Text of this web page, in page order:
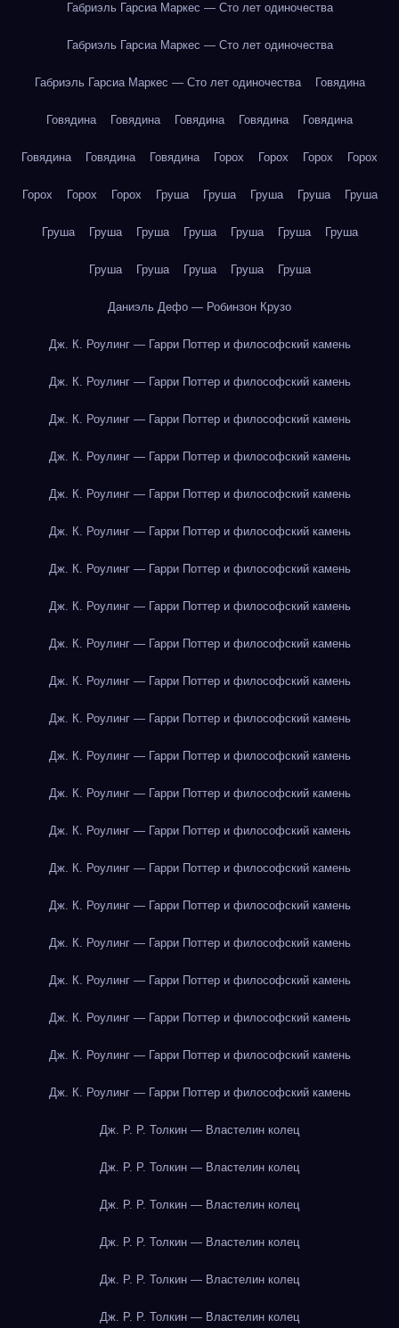
Габриэль Гарсиа Маркес — Сто лет одиночества
Габриэль Гарсиа Маркес — Сто лет одиночества
Габриэль Гарсиа Маркес — Сто лет одиночества Говядина
Говядина Говядина Говядина Говядина Говядина
Говядина Говядина Говядина Горох Горох Горох Горох
Горох Горох Горох Груша Груша Груша Груша Груша
Груша Груша Груша Груша Груша Груша Груша
Груша Груша Груша Груша Груша
Даниэль Дефо — Робинзон Крузо
Дж. К. Роулинг — Гарри Поттер и философский камень
Дж. К. Роулинг — Гарри Поттер и философский камень
Дж. К. Роулинг — Гарри Поттер и философский камень
Дж. К. Роулинг — Гарри Поттер и философский камень
Дж. К. Роулинг — Гарри Поттер и философский камень
Дж. К. Роулинг — Гарри Поттер и философский камень
Дж. К. Роулинг — Гарри Поттер и философский камень
Дж. К. Роулинг — Гарри Поттер и философский камень
Дж. К. Роулинг — Гарри Поттер и философский камень
Дж. К. Роулинг — Гарри Поттер и философский камень
Дж. К. Роулинг — Гарри Поттер и философский камень
Дж. К. Роулинг — Гарри Поттер и философский камень
Дж. К. Роулинг — Гарри Поттер и философский камень
Дж. К. Роулинг — Гарри Поттер и философский камень
Дж. К. Роулинг — Гарри Поттер и философский камень
Дж. К. Роулинг — Гарри Поттер и философский камень
Дж. К. Роулинг — Гарри Поттер и философский камень
Дж. К. Роулинг — Гарри Поттер и философский камень
Дж. К. Роулинг — Гарри Поттер и философский камень
Дж. К. Роулинг — Гарри Поттер и философский камень
Дж. К. Роулинг — Гарри Поттер и философский камень
Дж. Р. Р. Толкин — Властелин колец
Дж. Р. Р. Толкин — Властелин колец
Дж. Р. Р. Толкин — Властелин колец
Дж. Р. Р. Толкин — Властелин колец
Дж. Р. Р. Толкин — Властелин колец
Дж. Р. Р. Толкин — Властелин колец